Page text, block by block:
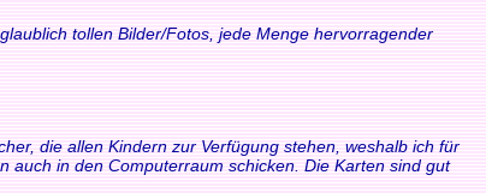
tollen Bilder/Fotos, jede Menge hervorragender
die allen Kindern zur Verfügung stehen, weshalb ich für
auch in den Computerraum schicken. Die Karten sind gut